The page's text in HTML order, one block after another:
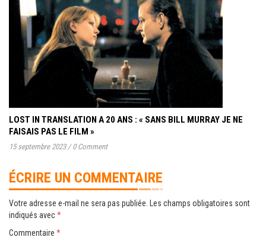
LOST IN TRANSLATION A 20 ANS : « SANS BILL MURRAY JE NE
FAISAIS PAS LE FILM »
15 septembre 2023 / 0 Comment
ÉCRIRE UN COMMENTAIRE
Votre adresse e-mail ne sera pas publiée. Les champs obligatoires sont
indiqués avec*
Commentaire *